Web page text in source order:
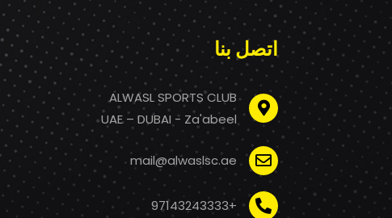
اتصل بنا
ALWASL SPORTS CLUB
UAE – DUBAI - Za'abeel
mail@alwaslsc.ae
+97143243333